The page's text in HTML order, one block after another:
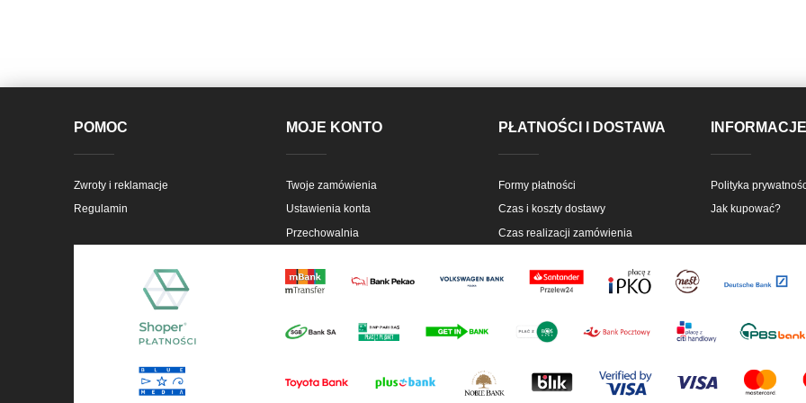
POMOC
Zwroty i reklamacje
Regulamin
MOJE KONTO
Twoje zamówienia
Ustawienia konta
Przechowalnia
PŁATNOŚCI I DOSTAWA
Formy płatności
Czas i koszty dostawy
Czas realizacji zamówienia
INFORMACJE
Polityka
Jak kupować?